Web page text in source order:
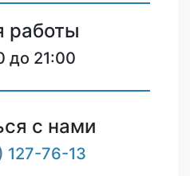
работы
до 21:00
с нами
127-76-13